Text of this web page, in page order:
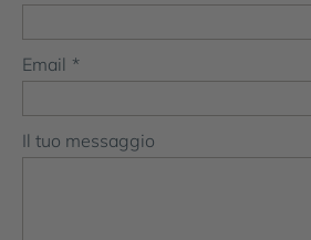
Email *
Il tuo messaggio